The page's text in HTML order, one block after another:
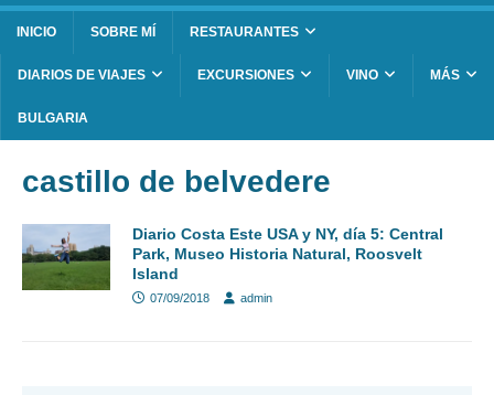
INICIO SOBRE MÍ RESTAURANTES
DIARIOS DE VIAJES EXCURSIONES VINO MÁS
BULGARIA
castillo de belvedere
Diario Costa Este USA y NY, día 5: Central
Park, Museo Historia Natural, Roosvelt
Island
07/09/2018 admin